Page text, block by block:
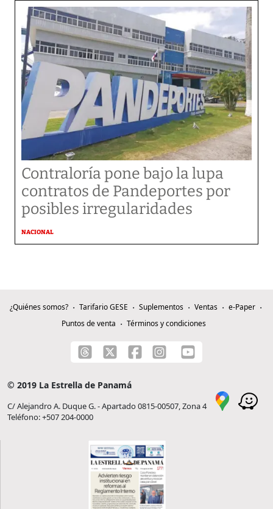
Contraloría pone bajo la lupa
contratos de Pandeportes por
posibles irregularidades
NACIONAL
¿Quiénes somos? Tarifario GESE Suplementos Ventas
e-Paper
Puntos de venta
Términos y condiciones
© 2019 La Estrella de Panamá
C/ Alejandro A. Duque G. - Apartado 0815-00507, Zona 4
Teléfono: +507 204-0000